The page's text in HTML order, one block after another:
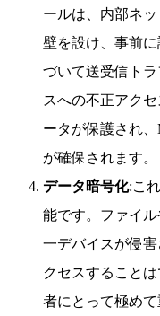
ールは、内部ネ
壁を設け、事前
づいて送受信ト
スへの不正アク
ータが保護され
が確保されます。
データ暗号化:こ
能です。ファイ
一デバイスが侵
クセスすること
者にとって極め